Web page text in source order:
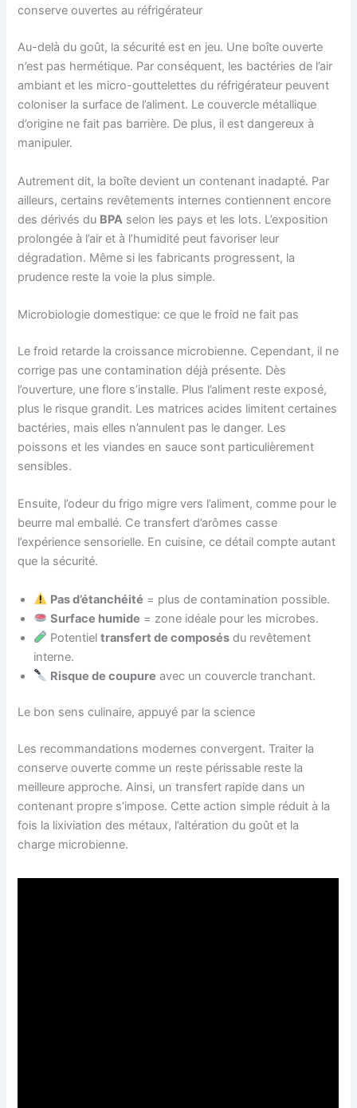
conserve ouvertes au réfrigérateur
Au-delà du goût, la sécurité est en jeu. Une boîte ouverte
n’est pas hermétique. Par conséquent, les bactéries de l’air
ambiant et les micro-gouttelettes du réfrigérateur peuvent
coloniser la surface de l’aliment. Le couvercle métallique
d’origine ne fait pas barrière. De plus, il est dangereux à
manipuler.
Autrement dit, la boîte devient un contenant inadapté. Par
ailleurs, certains revêtements internes contiennent encore
des dérivés du BPA selon les pays et les lots. L’exposition
prolongée à l’air et à l’humidité peut favoriser leur
dégradation. Même si les fabricants progressent, la
prudence reste la voie la plus simple.
Microbiologie domestique: ce que le froid ne fait pas
Le froid retarde la croissance microbienne. Cependant, il ne
corrige pas une contamination déjà présente. Dès
l’ouverture, une flore s’installe. Plus l’aliment reste exposé,
plus le risque grandit. Les matrices acides limitent certaines
bactéries, mais elles n’annulent pas le danger. Les
poissons et les viandes en sauce sont particulièrement
sensibles.
Ensuite, l’odeur du frigo migre vers l’aliment, comme pour le
beurre mal emballé. Ce transfert d’arômes casse
l’expérience sensorielle. En cuisine, ce détail compte autant
que la sécurité.
Pas d’étanchéité = plus de contamination possible.
Surface humide = zone idéale pour les microbes.
Potentieltransfert de composés du revêtement
interne.
Risque de coupure avec un couvercle tranchant.
Le bon sens culinaire, appuyé par la science
Les recommandations modernes convergent. Traiter la
conserve ouverte comme un reste périssable reste la
meilleure approche. Ainsi, un transfert rapide dans un
contenant propre s’impose. Cette action simple réduit à la
fois la lixiviation des métaux, l’altération du goût et la
charge microbienne.